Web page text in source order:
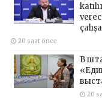
20 saat önce
В
20